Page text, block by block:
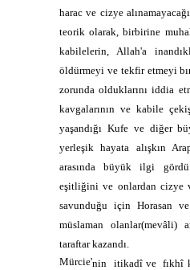
harac ve cizye
teorik olarak, birbirine
kabilelerin, Allah'a
öldürmeyi ve tekfir etmeyi
zorunda olduklarını iddia
kavgalarının ve kabile
yaşandığı Kufe ve diğer
yerleşik hayata alışkın
arasında büyük ilgi
eşitliğini ve onlardan cizye
savunduğu için Horasan
müslaman olanlar(mevâli)
taraftar kazandı.
Mürcie'nin itikadî ve fıkhî